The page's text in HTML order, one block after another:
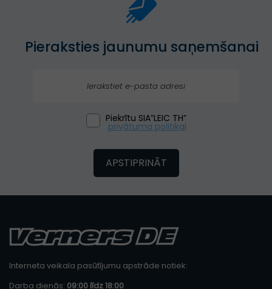
Pieraksties jaunumu saņemšanai
Piekrītu SIA”LEIC TH”
privātuma politikai
APSTIPRINĀT
Interneta veikala pasūtījumu apstrāde notiek:
Darba dienās: 09:00 līdz 18:00